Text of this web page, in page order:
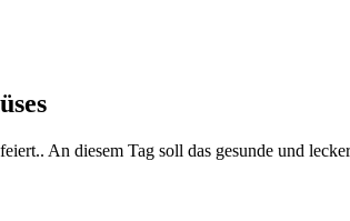
An diesem Tag soll das gesunde und